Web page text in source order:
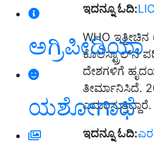
ಅಗ್ರಿಪೀಡಿಯಾ
ಯಶೋಗಾಥೆ
ಇದನ್ನೂ ಓದಿ:
WHO
ಕೊಲೆಸ್ಟ್ರಾಲ್‌ನ
ದೇಶಗಳಿಗೆ
ತೀರ್ಮಾನಿಸಿದೆ.
ಎದುರಿಸುತ್ತಿದ್ದಾರೆ.
ಇದನ್ನೂ ಓದಿ: